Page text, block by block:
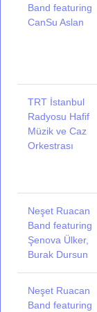
Band featuring
CanSu Aslan
TRT İstanbul
Radyosu Hafif
Müzik ve Caz
Orkestrası
Neşet Ruacan
Band featuring
Şenova Ülker,
Burak Dursun
Neşet Ruacan
Band featuring